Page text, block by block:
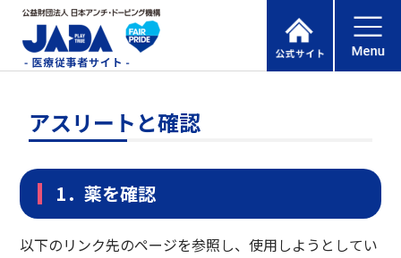
アスリートと確認
1．薬を確認
以下のリンク先のページを参照し、使用しようとしてい